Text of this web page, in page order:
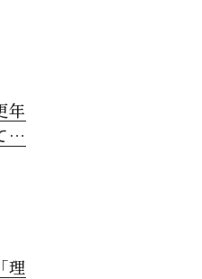
年
！
理